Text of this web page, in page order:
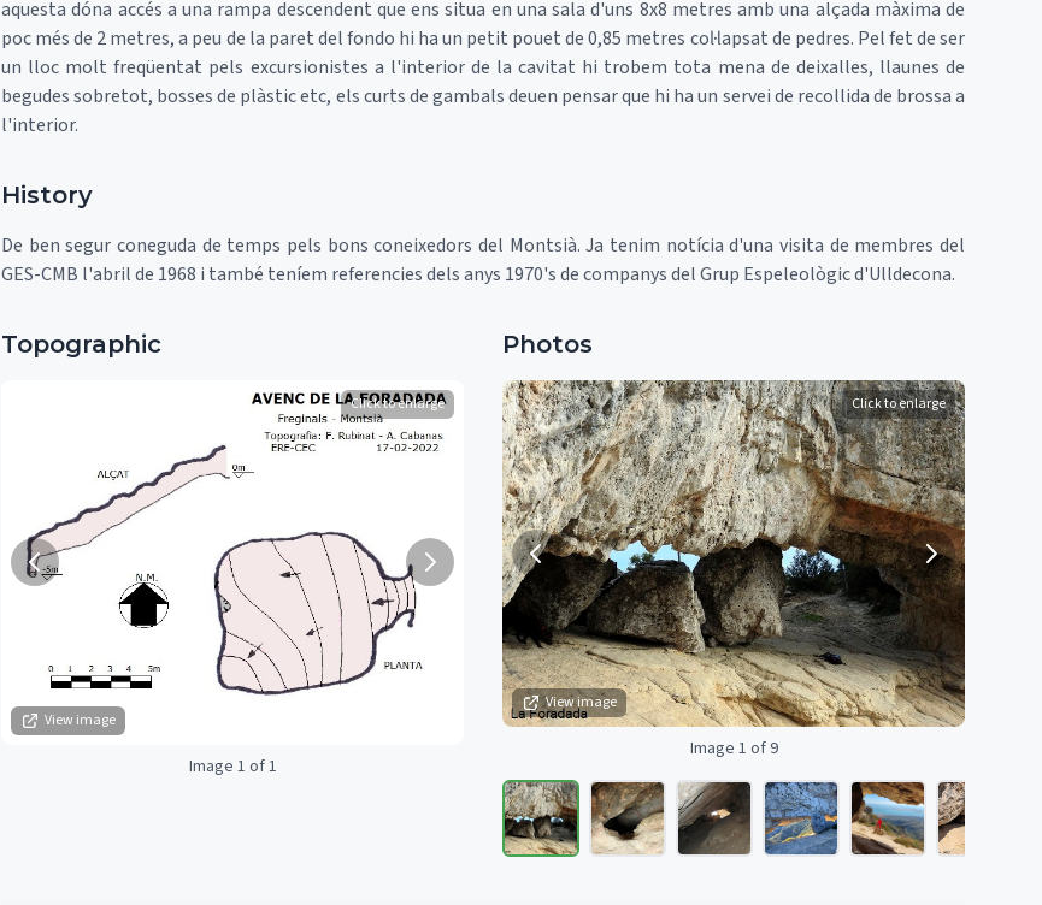
aquesta dóna accés a una rampa descendent que ens situa en una sala d'uns 8x8 metres amb una alçada màxima de
poc més de 2 metres, a peu de la paret del fondo hi ha un petit pouet de 0,85 metres col·lapsat de pedres. Pel fet de ser
un lloc molt freqüentat pels excursionistes a l'interior de la cavitat hi trobem tota mena de deixalles, llaunes de
begudes sobretot, bosses de plàstic etc, els curts de gambals deuen pensar que hi ha un servei de recollida de brossa a
l'interior.
History
De ben segur coneguda de temps pels bons coneixedors del Montsià. Ja tenim notícia d'una visita de membres del
GES-CMB l'abril de 1968 i també teníem referencies dels anys 1970's de companys del Grup Espeleològic d'Ulldecona.
Topographic
View image
Click to enlarge
Image 1 of 1
Photos
View image
Click to enlarge
Image 1 of 9